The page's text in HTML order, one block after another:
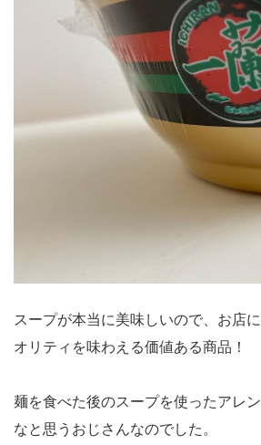
スープが本当に美味しいので、お店
オリティを味わえる価値ある商品！
麺を食べた後のスープを使ったアレ
なと思うおじさんなのでした。